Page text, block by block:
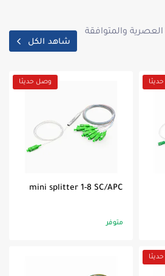
والمتوافقة
شاهد الكل
وصل حديثا
mini splitter 1-8 SC/APC
متوفر